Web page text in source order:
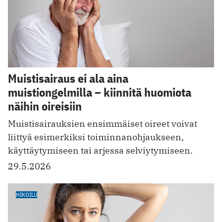
Muistisairaus ei ala aina
muistiongelmilla – kiinnitä huomiota
näihin oireisiin
Muistisairauksien ensimmäiset oireet voivat
liittyä esimerkiksi toiminnanohjaukseen,
käyttäytymiseen tai arjessa selviytymiseen.
29.5.2026
HIKOILU